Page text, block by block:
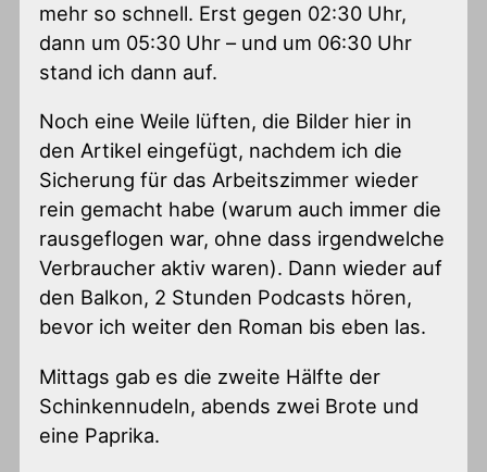
mehr so schnell. Erst gegen 02:30 Uhr,
dann um 05:30 Uhr – und um 06:30 Uhr
stand ich dann auf.
Noch eine Weile lüften, die Bilder hier in
den Artikel eingefügt, nachdem ich die
Sicherung für das Arbeitszimmer wieder
rein gemacht habe (warum auch immer die
rausgeflogen war, ohne dass irgendwelche
Verbraucher aktiv waren). Dann wieder auf
den Balkon, 2 Stunden Podcasts hören,
bevor ich weiter den Roman bis eben las.
Mittags gab es die zweite Hälfte der
Schinkennudeln, abends zwei Brote und
eine Paprika.